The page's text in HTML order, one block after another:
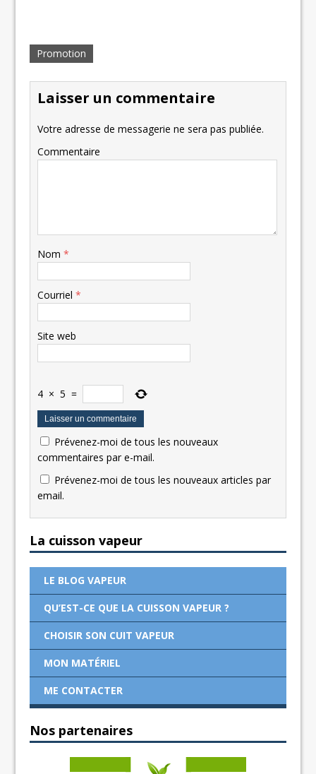
Promotion
Laisser un commentaire
Votre adresse de messagerie ne sera pas publiée.
Commentaire
Nom*
Courriel*
Site web
4 × 5 =
Prévenez-moi de tous les nouveaux
commentaires par e-mail.
Prévenez-moi de tous les nouveaux articles par
email.
La cuisson vapeur
LE BLOG VAPEUR
QU’EST-CE QUE LA CUISSON VAPEUR ?
CHOISIR SON CUIT VAPEUR
MON MATÉRIEL
ME CONTACTER
Nos partenaires